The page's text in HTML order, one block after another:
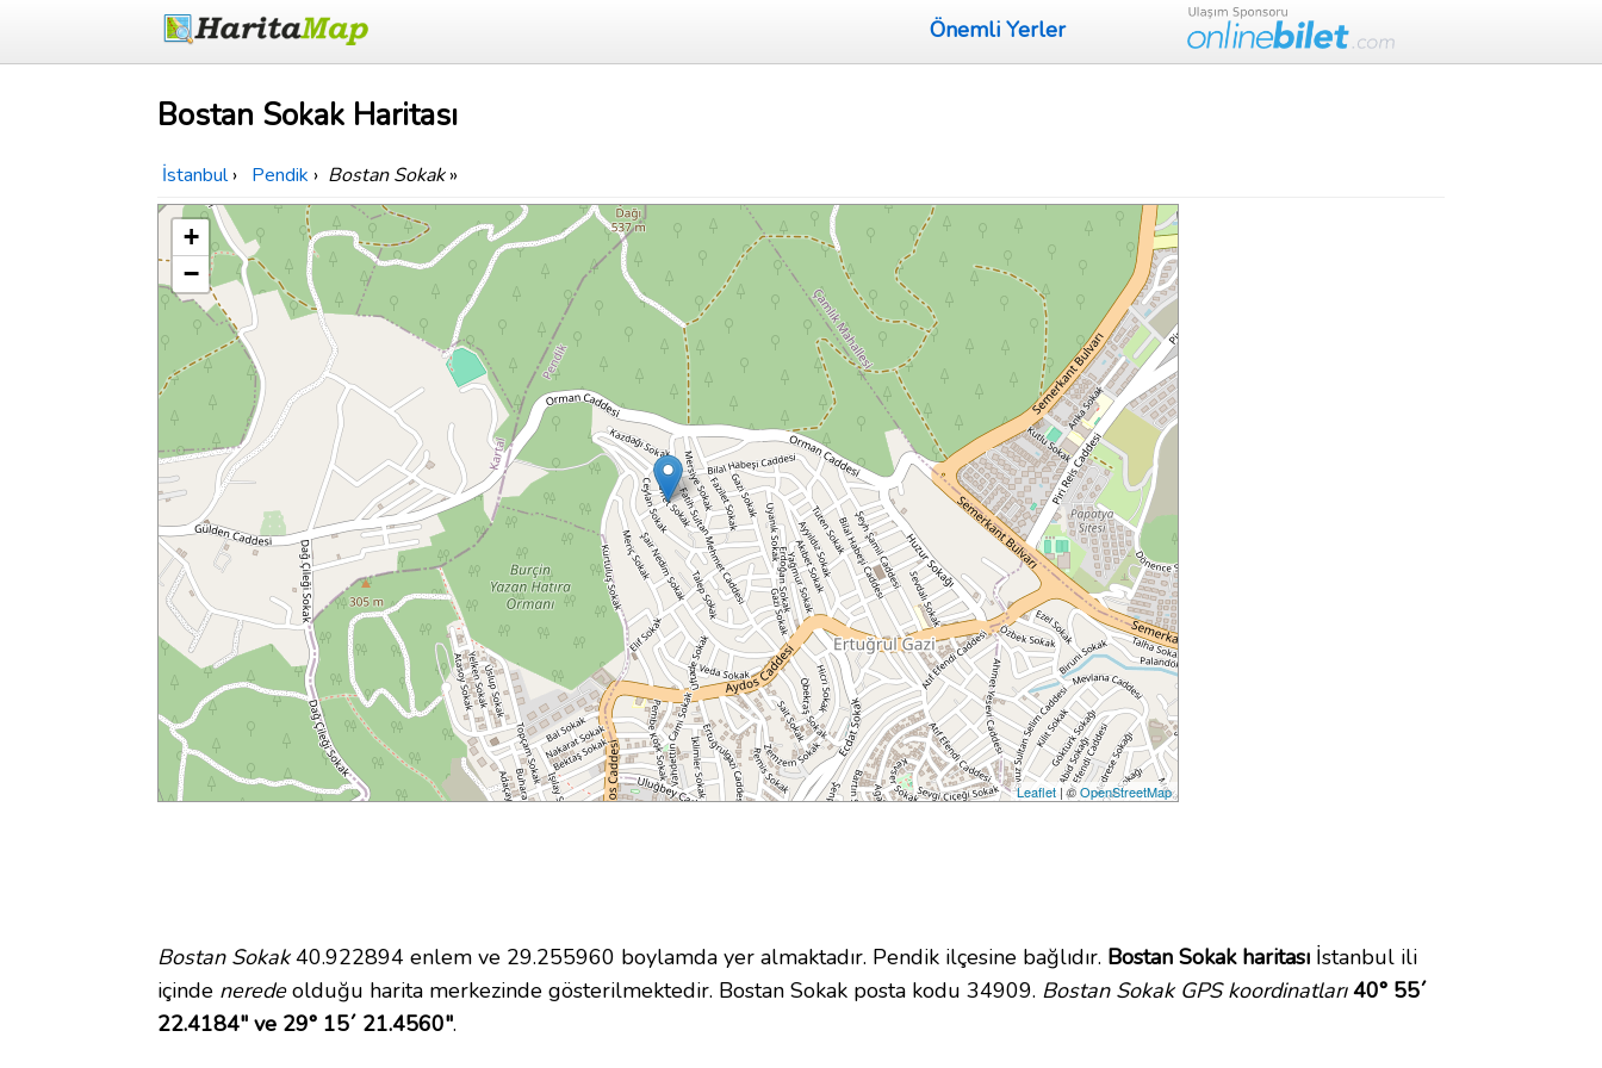
Önemli Yerler
Bostan Sokak Haritası
İstanbul › Pendik › Bostan Sokak»
+
−
Leaflet | ©OpenStreetMap
Bostan Sokak40.922894 enlem ve 29.255960 boylamda yer almaktadır. Pendik ilçesine bağlıdır. Bostan Sokak haritası İstanbul ili
içinde neredeolduğu harita merkezinde gösterilmektedir. Bostan Sokak posta kodu 34909. Bostan Sokak GPS koordinatları 40° 55´
22.4184" ve 29° 15´ 21.4560".